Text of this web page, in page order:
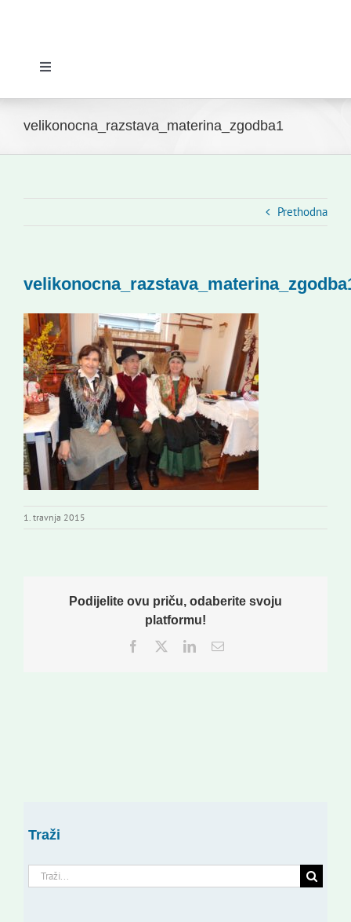
Toggle
Novosti
Kontakti
Novi odmev – naše glasilo
Izdavaštvo
Korisne informacije
velikonocna_razstava_materina_zgodba1
Prethodna
1. travnja 2015
Podijelite ovu priču, odaberite svoju
platformu!
Facebook
TwitterLinkedInEmail:
Traži
Traži...